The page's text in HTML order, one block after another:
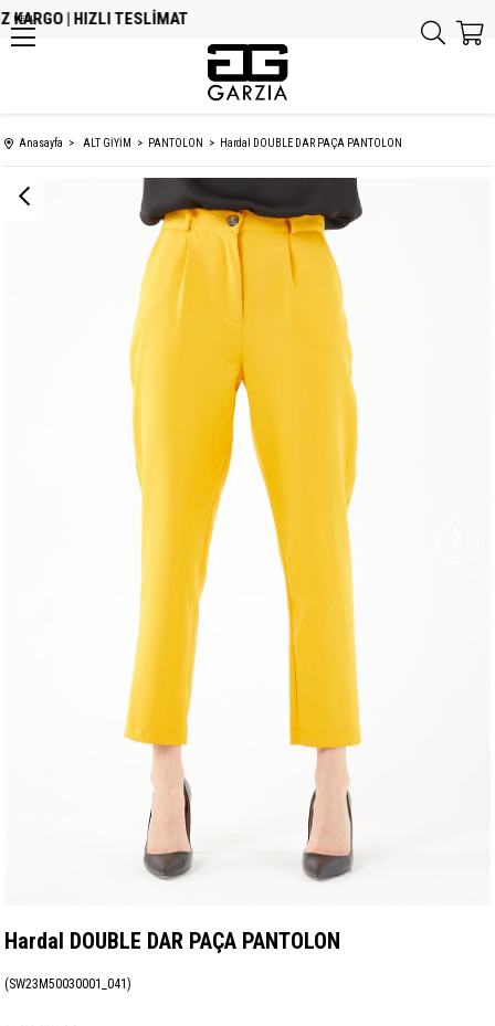
| HIZLI TESLİMAT
MENU
Anasayfa ALT GİYİM PANTOLON Hardal DOUBLE DAR PAÇA PANTOLON
Hardal DOUBLE DAR PAÇA PANTOLON
(SW23M50030001_041)